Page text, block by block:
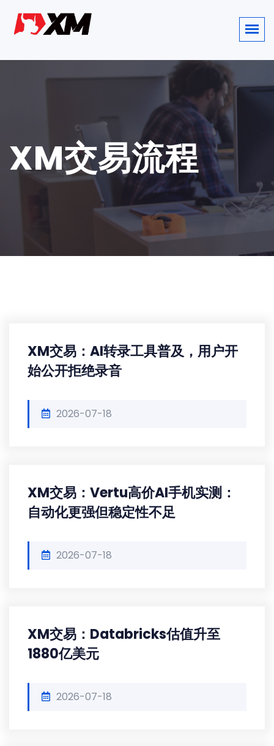
XM交易流程
XM交易：AI转录工具普及，用户开
始公开拒绝录音
2026-07-18
XM交易：Vertu高价AI手机实测：
自动化更强但稳定性不足
2026-07-18
XM交易：Databricks估值升至
1880亿美元
2026-07-18